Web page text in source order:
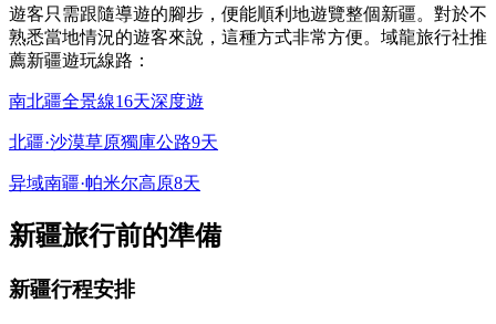
遊客只需跟隨導遊的腳步，便能順利地遊覽整個新疆。對於不
熟悉當地情況的遊客來說，這種方式非常方便。域龍旅行社推
薦新疆遊玩線路：
南北疆全景線16天深度遊
北疆·沙漠草原獨庫公路9天
异域南疆·帕米尔高原8天
新疆旅行前的準備
新疆行程安排